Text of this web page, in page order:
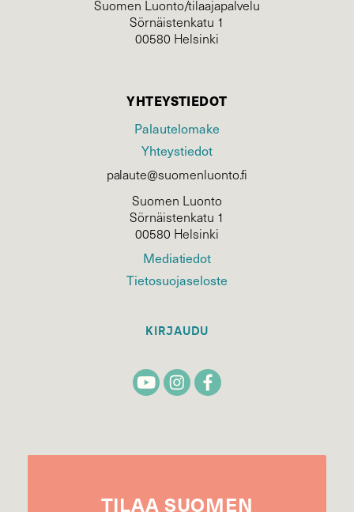
Suomen Luonto/tilaajapalvelu
Sörnäistenkatu 1
00580 Helsinki
YHTEYSTIEDOT
Palautelomake
Yhteystiedot
palaute@suomenluonto.fi
Suomen Luonto
Sörnäistenkatu 1
00580 Helsinki
Mediatiedot
Tietosuojaseloste
KIRJAUDU
TILAA SUOMEN